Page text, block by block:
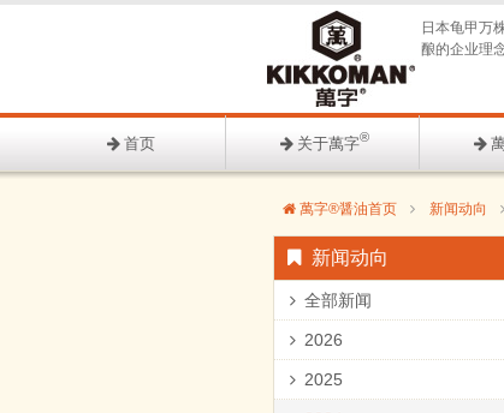
日本龟甲万
酿的企业理
首页 关于萬字®
萬字®醤油首页 新闻动向
新闻动向
全部新闻
2026
2025